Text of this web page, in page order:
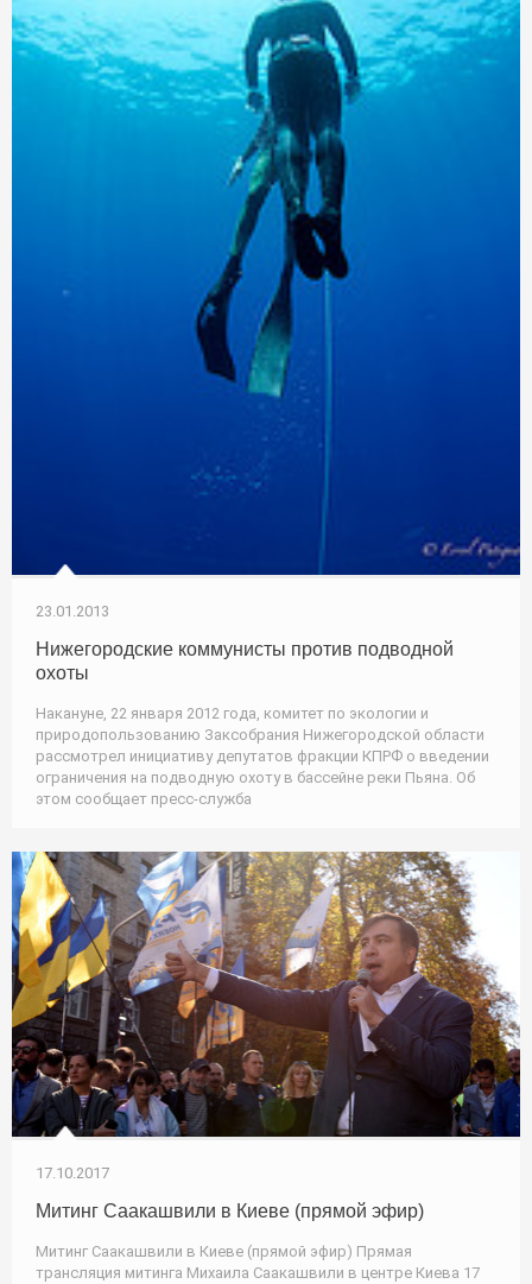
23.01.2013
Нижегородские коммунисты против подводной
охоты
Накануне, 22 января 2012 года, комитет по экологии и
природопользованию Заксобрания Нижегородской области
рассмотрел инициативу депутатов фракции КПРФ о введении
ограничения на подводную охоту в бассейне реки Пьяна. Об
этом сообщает пресс-служба
17.10.2017
Митинг Саакашвили в Киеве (прямой эфир)
Митинг Саакашвили в Киеве (прямой эфир) Прямая
трансляция митинга Михаила Саакашвили в центре Киева 17